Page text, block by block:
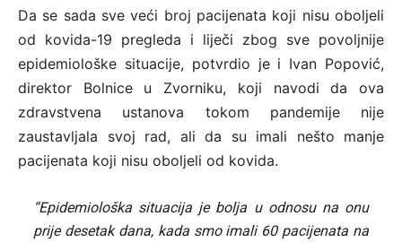
Da se sada sve veći broj pacijenata koji nisu oboljeli
od kovida-19 pregleda i liječi zbog sve povoljnije
epidemiološke situacije, potvrdio je i Ivan Popović,
direktor Bolnice u Zvorniku, koji navodi da ova
zdravstvena ustanova tokom pandemije nije
zaustavljala svoj rad, ali da su imali nešto manje
pacijenata koji nisu oboljeli od kovida.
“Epidemiološka situacija je bolja u odnosu na onu
prije desetak dana, kada smo imali 60 pacijenata na